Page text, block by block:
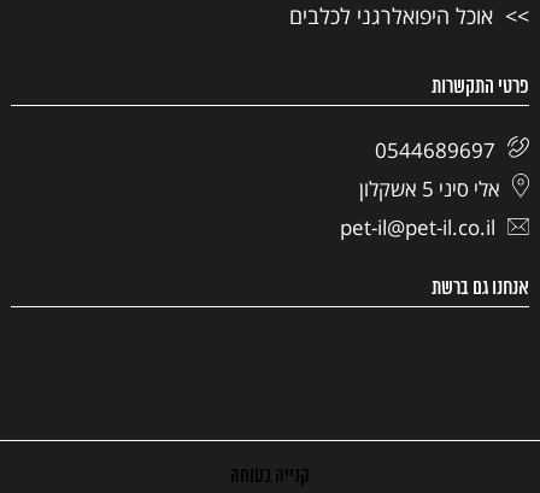
אוכל היפואלרגני לכלבים
פרטי התקשרות
0544689697
אלי סיני 5 אשקלון
pet-il@pet-il.co.il
אנחנו גם ברשת
קנייה בטוחה